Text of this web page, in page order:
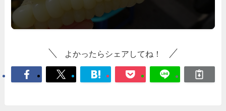
よかったらシェアしてね！